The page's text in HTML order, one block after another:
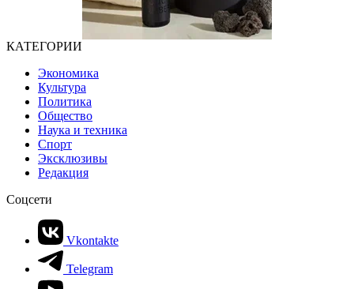
КАТЕГОРИИ
Экономика
Культура
Политика
Общество
Наука и техника
Спорт
Эксклюзивы
Редакция
Соцсети
Vkontakte
Telegram